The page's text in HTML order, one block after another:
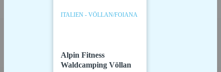
ITALIEN - VÖLLAN/FOIANA
Alpin Fitness
Waldcamping Völlan